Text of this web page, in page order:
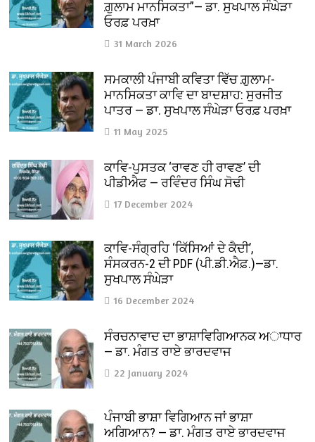
ਗ਼ੁਲਾਮ ਮਾਨਸਿਕਤਾ”— ਡਾ. ਸੁਖਪਾਲ ਸੰਘੇੜਾ
ਓਰਫ਼ ਪਰਖ਼ਾ
31 March 2026
ਸਮਕਾਲੀ ਪੰਜਾਬੀ ਕਵਿਤਾ ਵਿੱਚ ਗ਼ੁਲਾਮ-
ਮਾਨਸਿਕਤਾ ਕਾਵਿ ਦਾ ਬਾਦਸ਼ਾਹ: ਸੁਰਜੀਤ
ਪਾਤਰ — ਡਾ. ਸੁਖਪਾਲ ਸੰਘੇੜਾ ਓਰਫ਼ ਪਰਖ਼ਾ
11 May 2025
ਕਾਵਿ-ਪੁਸਤਕ ‘ਰਾਵਣ ਹੀ ਰਾਵਣ’ ਦੀ
ਪੀਡੀਐਫ — ਰਵਿੰਦਰ ਸਿੰਘ ਸੋਢੀ
17 December 2024
ਕਾਵਿ-ਸੰਗ੍ਰਹਿ ‘ਕਿੱਸਿਆਂ ਦੇ ਕੈਦੀ’,
ਸੰਸਕਰਨ-2 ਦੀ PDF (ਪੀ.ਡੀ.ਐਫ਼.)—ਡਾ.
ਸੁਖਪਾਲ ਸੰਘੇੜਾ
16 December 2024
ਸੰਰਚਨਾਵਾਦ ਦਾ ਭਾਸ਼ਾਵਿਗਿਆਨਕ ਅਾਧਾਰ
— ਡਾ. ਮੰਗਤ ਰਾਏ ਭਾਰਦਵਾਜ
22 January 2024
ਪੰਜਾਬੀ ਭਾਸ਼ਾ ਵਿਗਿਆਨ ਜਾਂ ਭਾਸ਼ਾ
ਅਗਿਆਨ? — ਡਾ. ਮੰਗਤ ਰਾਏ ਭਾਰਦਵਾਜ